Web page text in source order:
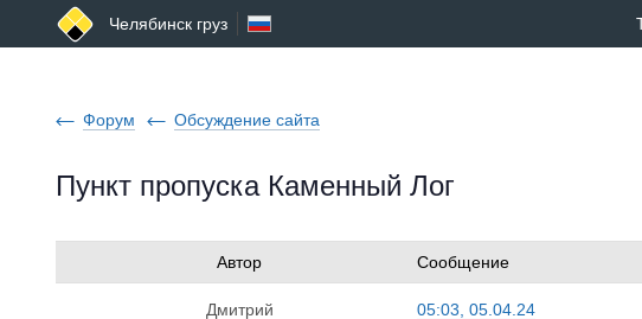
Челябинск груз
Форум Обсуждение сайта
Пункт пропуска Каменный Лог
Автор Сообщение
Дмитрий
05:03, 05.04.24